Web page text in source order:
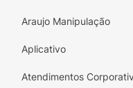
Não testado em
Pincel Flat
Araujo Manipulação
Aplicativo
Atendimentos